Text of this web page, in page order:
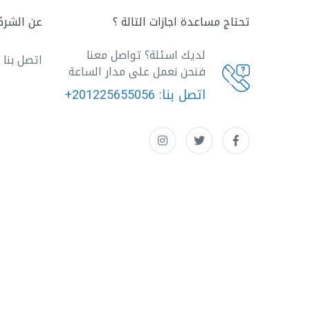
تحتاج مساعدة اجازات التالة ؟
لديك اسئلة؟ تواصل معنا
فنحن نعمل على مدار الساعة
اتصل بنا: +201225655056
عن
اتصل بنا